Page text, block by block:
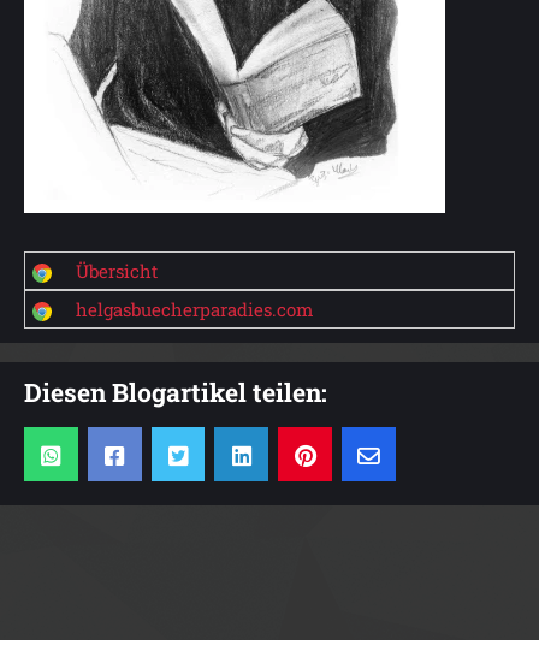
Übersicht
helgasbuecherparadies.com
Diesen Blogartikel teilen: